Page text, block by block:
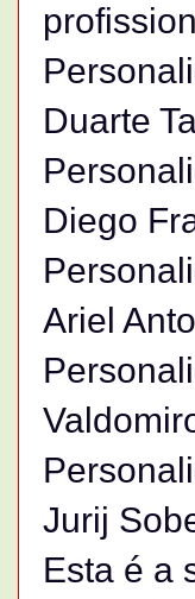
Duarte
Diego
Ariel
Jurij
Esta é a